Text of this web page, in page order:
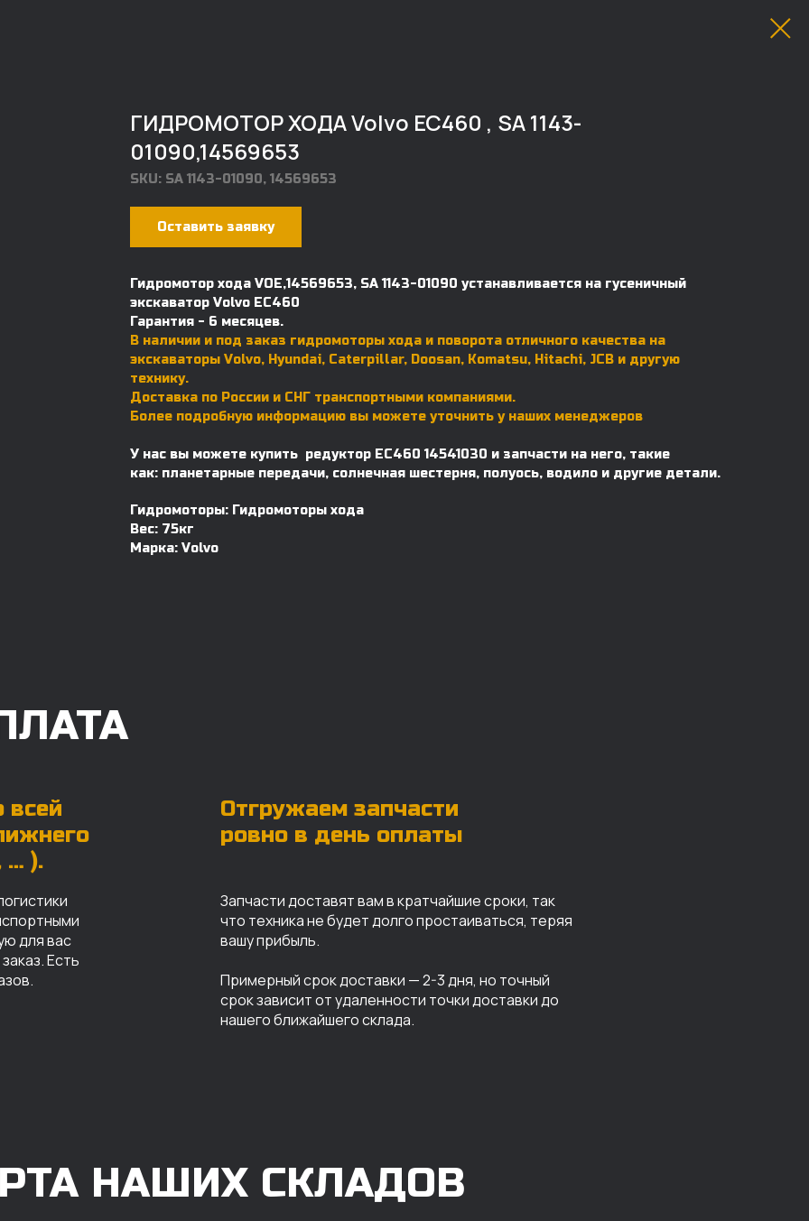
ГИДРОМОТОР ХОДА Volvo EC460 , SA 1143-
01090,14569653
SKU: SA 1143-01090, 14569653
Оставить заявку
Гидромотор хода VOE,14569653, SA 1143-01090 устанавливается на гусеничный
экскаватор Volvo EC460
Гарантия - 6 месяцев.
В наличии и под заказ гидромоторы хода и поворота отличного качества на
экскаваторы Volvo, Hyundai, Caterpillar, Doosan, Komatsu, Hitachi, JCB и другую
технику.
Доставка по России и СНГ транспортными компаниями.
Более подробную информацию вы можете уточнить у наших менеджеров
У нас вы можете купить редуктор EC460 14541030 и запчасти на него, такие
как: планетарные передачи, солнечная шестерня, полуось, водило и другие детали.
Гидромоторы: Гидромоторы хода
Вес: 75кг
Марка: Volvo
всей
… ).
Отгружаем запчасти
ровно в день оплаты
для вас
Есть
Запчасти доставят вам в кратчайшие сроки, так
что техника не будет долго простаиваться, теряя
вашу прибыль.
Примерный срок доставки — 2-3 дня, но точный
срок зависит от удаленности точки доставки до
нашего ближайшего склада.
НАШИХ СКЛАДОВ